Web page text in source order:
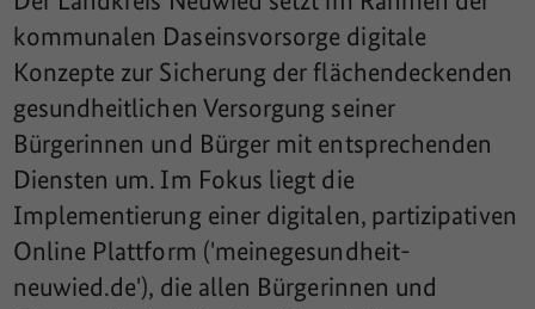
kommunalen Daseinsvorsorge digitale
Konzepte zur Sicherung der flächendeckenden
gesundheitlichen Versorgung seiner
Bürgerinnen und Bürger mit entsprechenden
Diensten um. Im Fokus liegt die
Implementierung einer digitalen, partizipativen
Online Plattform ('meinegesundheit-
neuwied.de'), die allen Bürgerinnen und